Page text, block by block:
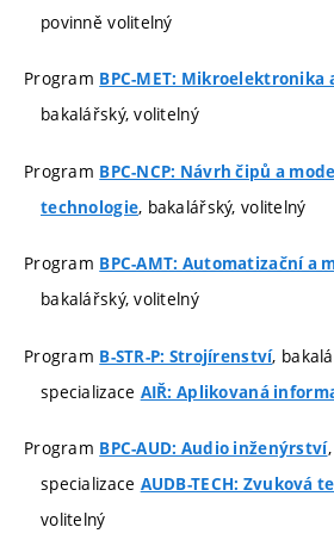
povinně volitelný
Program BPC-MET: Mikroelektronika
bakalářský, volitelný
Program BPC-NCP: Návrh čipů a
technologie, bakalářský, volitelný
Program BPC-AMT: Automatizační a
bakalářský, volitelný
Program B-STR-P: Strojírenství,
specializace AIŘ: Aplikovaná
Program BPC-AUD: Audio inženýrství
specializace AUDB-TECH: Zvuková
volitelný